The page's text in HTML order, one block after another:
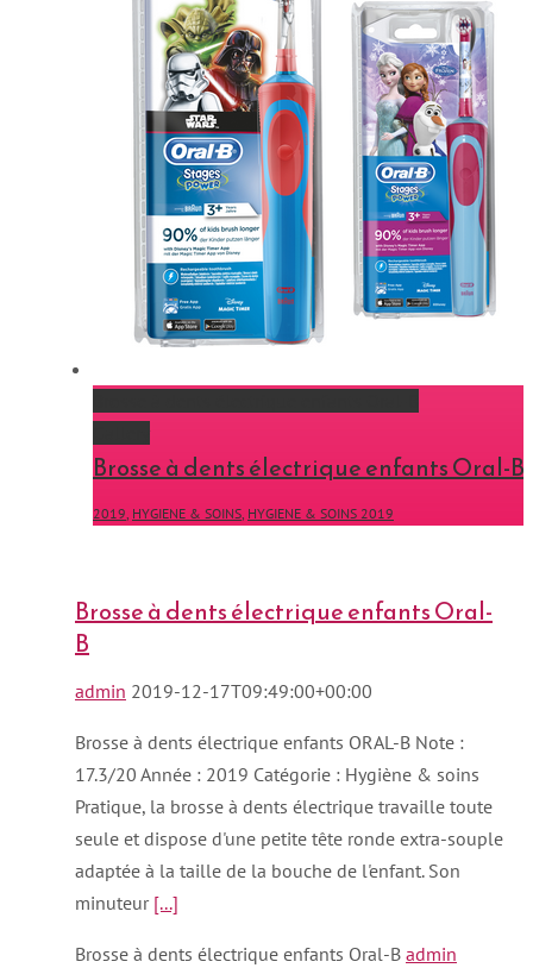
Brosse à dents électrique enfants Oral-B
2019 HYGIENE & SOINS HYGIENE & SOINS 2019
Brosse à dents électrique enfants Oral-
B
admin 2019-12-17T09:49:00+00:00
Brosse à dents électrique enfants ORAL-B Note :
17.3/20 Année : 2019 Catégorie : Hygiène & soins
Pratique, la brosse à dents électrique travaille toute
seule et dispose d'une petite tête ronde extra-souple
adaptée à la taille de la bouche de l'enfant. Son
minuteur [...]
Brosse à dents électrique enfants Oral-B admin